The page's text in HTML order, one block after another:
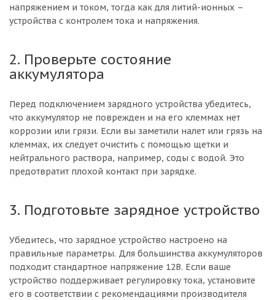
напряжением и током, тогда как для литий-ионных –
устройства с контролем тока и напряжения.
2. Проверьте состояние
аккумулятора
Перед подключением зарядного устройства убедитесь,
что аккумулятор не поврежден и на его клеммах нет
коррозии или грязи. Если вы заметили налет или грязь на
клеммах, их следует очистить с помощью щетки и
нейтрального раствора, например, соды с водой. Это
предотвратит плохой контакт при зарядке.
3. Подготовьте зарядное устройство
Убедитесь, что зарядное устройство настроено на
правильные параметры. Для большинства аккумуляторов
подходит стандартное напряжение 12В. Если ваше
устройство поддерживает регулировку тока, установите
его в соответствии с рекомендациями производителя